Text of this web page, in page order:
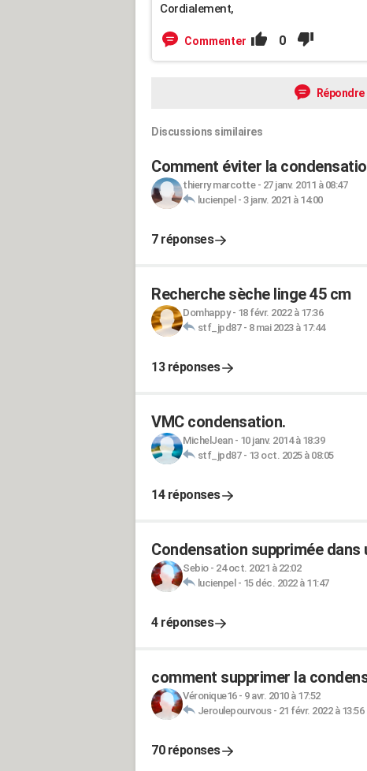
Cordialement,
Commenter 0
Répondre
Discussions similaires
Comment éviter la
thierry marcotte- 27 janv. 2011 à 08:47
lucienpel - 3 janv. 2021 à 14:00
7 réponses
Recherche sèche linge 45 cm
Domhappy- 18 févr. 2022 à 17:36
stf_jpd87- 8 mai 2023 à 17:44
13 réponses
VMC condensation.
MichelJean- 10 janv. 2014 à 18:39
stf_jpd87- 13 oct. 2025 à 08:05
14 réponses
Condensation supprimée dans
Sebio- 24 oct. 2021 à 22:02
lucienpel - 15 déc. 2022 à 11:47
4 réponses
comment supprimer la
Véronique16- 9 avr. 2010 à 17:52
Jeroulepourvous- 21 févr. 2022 à 13:56
70 réponses